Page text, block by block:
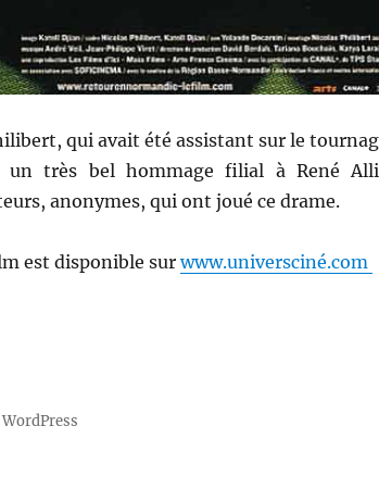
qui avait été assistant sur le
un très bel hommage filial à René
anonymes, qui ont joué ce drame.
est disponible surwww.universciné.com